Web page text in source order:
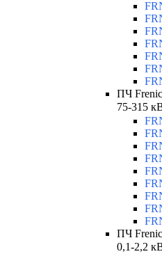
ПЧ
75-315
ПЧ
0,1-2,2